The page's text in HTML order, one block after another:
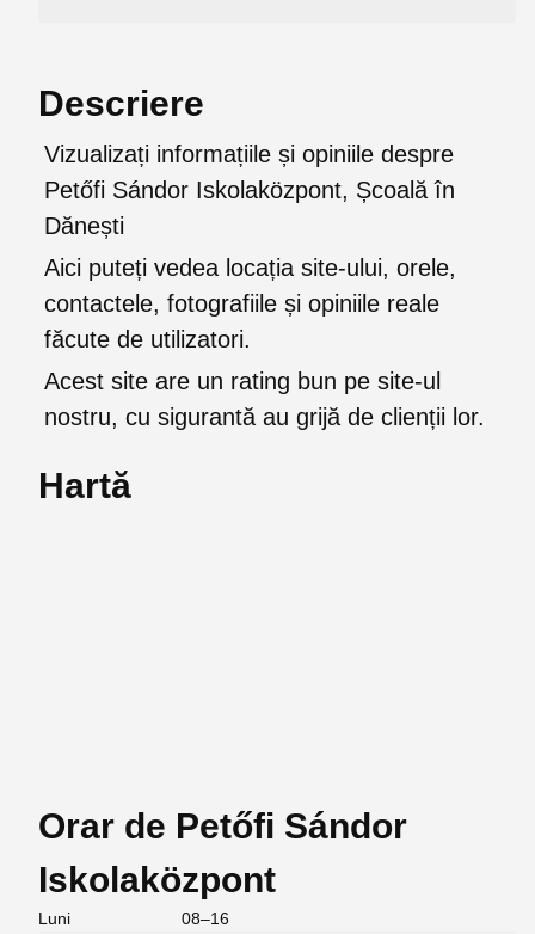
Descriere
Vizualizați informațiile și opiniile despre
Petőfi Sándor Iskolaközpont, Școală în
Dănești
Aici puteți vedea locația site-ului, orele,
contactele, fotografiile și opiniile reale
făcute de utilizatori.
Acest site are un rating bun pe site-ul
nostru, cu sigurantă au grijă de clienții lor.
Hartă
Orar de Petőfi Sándor
Iskolaközpont
Luni
08–16